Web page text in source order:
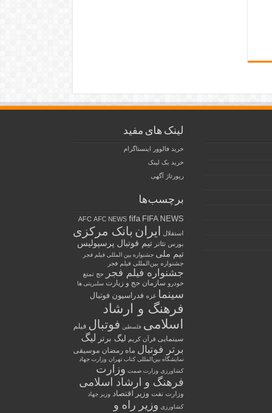
لینک های مفید
خرید فالوور اینستاگرام
خرید بک لینک
رپورتاژ آگهی
برچسب‌ها
AFC AFC NEWS fifa FIFA NEWS
استقلال ایران بانک مرکزی
بورس تئاتر تیم فوتبال پرسپولیس
تیم ملی جشنواره بین المللی فیلم فجر
جشنواره بین‌المللی فیلم فجر
جشنواره فیلم فجر
حج تمتع
خودرو سازمان حج و زیارت سلبریتی ها
سینما غزه فدراسیون فوتبال
فرهنگ و ارشاد
اسلامی فلسطین فوتبال فیلم
سینمایی قرآن کریم لیگ برتر لیگ
برتر فوتبال ماه رمضان موسیقی
نمایشگاه بین‌المللی کتاب تهران وزارت جهاد
کشاورزی وزارت صمت وزارت
فرهنگ و ارشاد اسلامی
وزارت نفت وزیر اقتصاد وزیر جهاد
کشاورزی وزیر راه و